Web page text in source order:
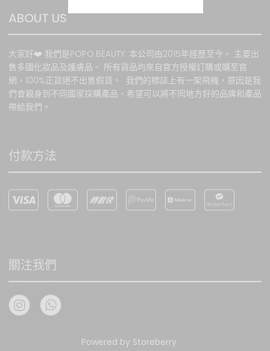
ABOUT US
大家好❤️ 我們是POPO.BEAUTY. 本公司由2015年經歷至今。 主要出
售多國化妝品及護膚品。 所有貨品均來自官方授權訂購或購至官
網，100%正貨絕不出售假貨。 我們的標誌上有一架飛機，原因是我
們會親身到不同國家採購產品，希望可以將不同地方好的品牌和產品
帶給我們。
付款方法
關注我們
Powered by Storeberry
處理信用卡交易通道發生故
責任。本網站會根據客戶所
提供之資料提供服務。如因
客戶提供錯誤資料 或因任何
非本網站所能控制之因素而
品時收到購物收據以作記
錄。
方一概恕不負責 .如需我方證